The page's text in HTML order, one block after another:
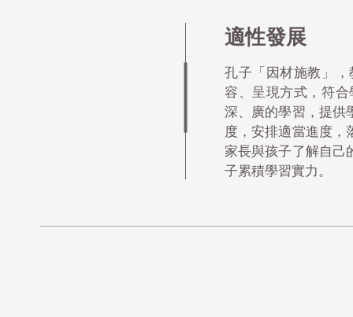
適性發展
孔子「因材施教」
容、呈現方式，符
深、廣的學習，提供
度，安排適當進度，
家長與孩子了解自己
子累積學習實力。